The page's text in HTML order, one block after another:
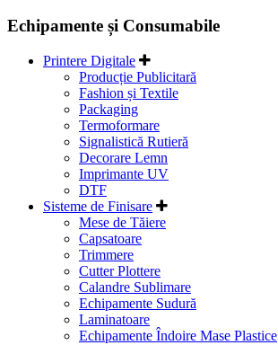
Echipamente și Consumabile
Printere Digitale
Producție Publicitară
Fashion și Textile
Packaging
Termoformare
Signalistică Rutieră
Decorare Lemn
Imprimante UV
DTF
Sisteme de Finisare
Mese de Tăiere
Capsatoare
Trimmere
Cutter Plottere
Calandre Sublimare
Echipamente Sudură
Laminatoare
Echipamente Îndoire Mase Plastice